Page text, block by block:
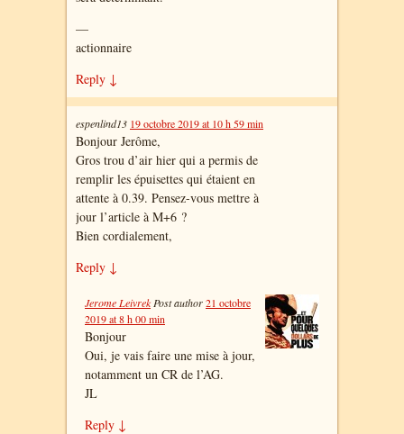
—
actionnaire
Reply ↓
espenlind13 19 octobre 2019 at 10 h 59 min
Bonjour Jerôme,
Gros trou d’air hier qui a permis de
remplir les épuisettes qui étaient en
attente à 0.39. Pensez-vous mettre à
jour l’article à M+6 ?
Bien cordialement,
Reply ↓
Jerome Leivrek Post author21 octobre
2019 at 8 h 00 min
Bonjour
Oui, je vais faire une mise à jour,
notamment un CR de l’AG.
JL
Reply ↓